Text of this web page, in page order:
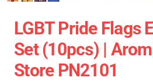
LGBT Pride Flags
Set (10pcs) |
Store PN2101